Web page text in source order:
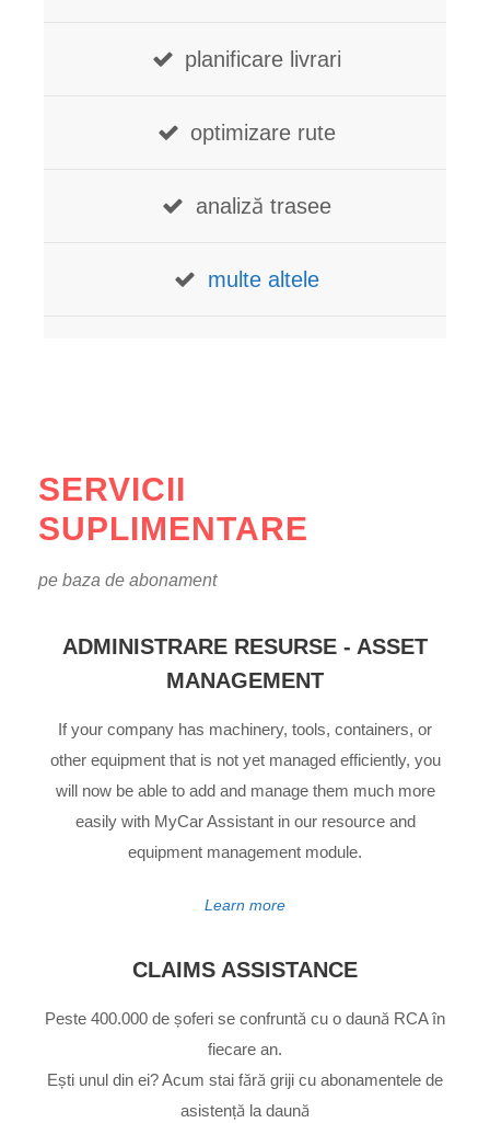
planificare livrari
optimizare rute
analiză trasee
multe altele
SERVICII
SUPLIMENTARE
pe baza de abonament
ADMINISTRARE RESURSE - ASSET
MANAGEMENT
If your company has machinery, tools, containers, or
other equipment that is not yet managed efficiently, you
will now be able to add and manage them much more
easily with MyCar Assistant in our resource and
equipment management module.
Learn more
CLAIMS ASSISTANCE
Peste 400.000 de șoferi se confruntă cu o daună RCA în
fiecare an.
Ești unul din ei? Acum stai fără griji cu abonamentele de
asistență la daună